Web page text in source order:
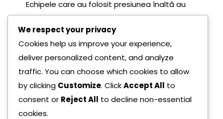
Echipele care au folosit presiunea înaltă au
forțat adesea greșeli, valorificând greșelile
adversarilor. Cu toate acestea, această
strategie poate să le lase vulnerabile la
contraatacuri rapide dacă nu este executată
corect.
În contrast, echipele care au favorizat un stil
mai defensiv s-au concentrat pe menținerea
We respect your privacy
Cookies help us improve your experience,
deliver personalized content, and analyze
traffic. You can choose which cookies to allow
by clicking Customize. ClickAccept All to
consent or Reject All to decline non-essential
cookies.